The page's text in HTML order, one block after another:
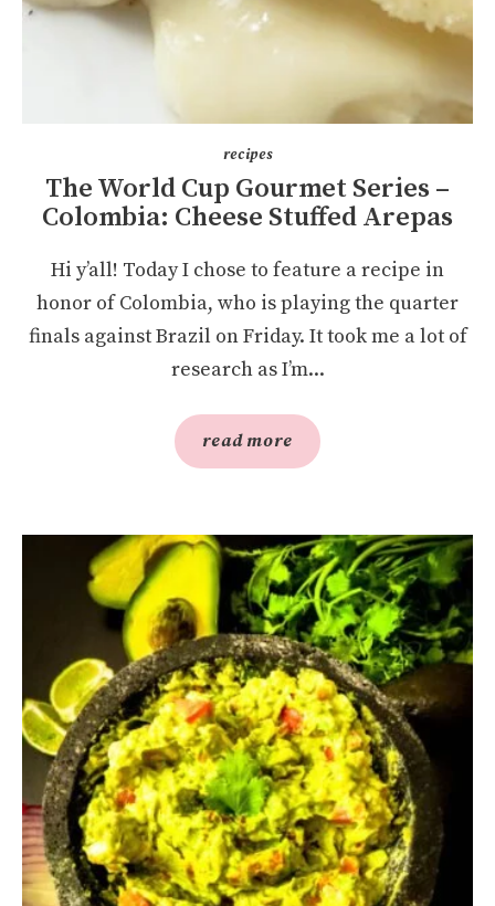
recipes
The World Cup Gourmet Series –
Colombia: Cheese Stuffed Arepas
Hi y’all! Today I chose to feature a recipe in
honor of Colombia, who is playing the quarter
finals against Brazil on Friday. It took me a lot of
research as I’m...
read more